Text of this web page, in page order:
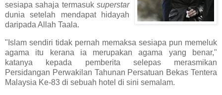
sesiapa sahaja termasuk superstar
dunia setelah mendapat hidayah
daripada Allah Taala.
"Islam sendiri tidak pernah memaksa sesiapa pun memeluk
agama itu kerana ia merupakan agama yang benar,"
katanya kepada pemberita selepas merasmikan
Persidangan Perwakilan Tahunan Persatuan Bekas Tentera
Malaysia Ke-83 di sebuah hotel di sini semalam.